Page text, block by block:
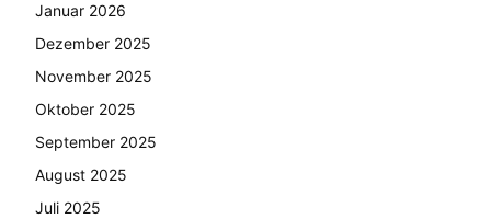
Januar 2026
Dezember 2025
November 2025
Oktober 2025
September 2025
August 2025
Juli 2025